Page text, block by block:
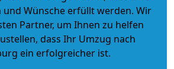
Wünsche erfüllt werden. Wir
Partner, um Ihnen zu helfen
dass Ihr Umzug nach
ein erfolgreicher ist.